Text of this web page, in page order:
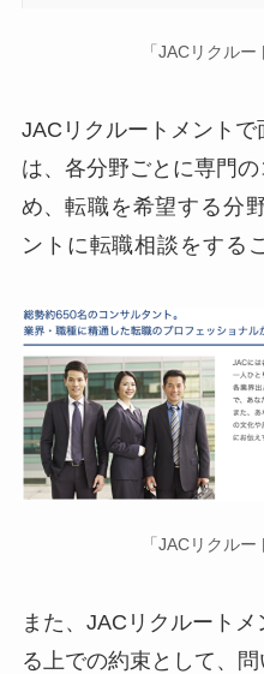
「JACリクル
JACリクルートメントで
は、各分野ごとに専門
め、 転職を希望する分
ントに転職相談をする
「JACリクル
また、JACリクルート
る上での約束として、